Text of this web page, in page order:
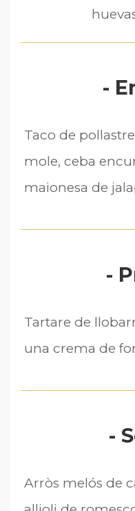
-
Taco de
mole, ceba
maionesa de
-
Tartare de
una crema de
-
Arròs melós de